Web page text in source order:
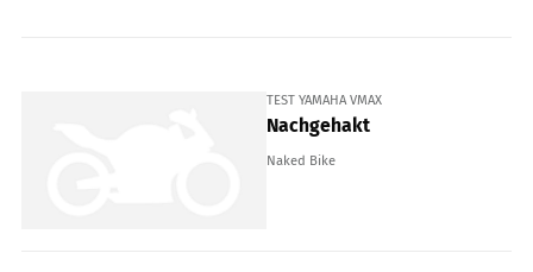
TEST YAMAHA VMAX
Nachgehakt
Naked Bike